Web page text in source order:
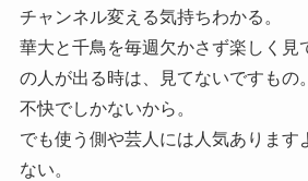
チャンネル変える気持ちわかる。
華大と千鳥を毎週欠かさず楽しく見
の人が出る時は、見てないですもの。
不快でしかないから。
でも使う側や芸人には人気あります
ない。